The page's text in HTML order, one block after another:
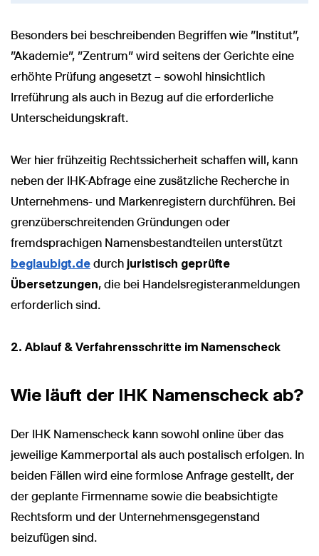
Besonders bei beschreibenden Begriffen wie "Institut",
"Akademie", "Zentrum" wird seitens der Gerichte eine
erhöhte Prüfung angesetzt – sowohl hinsichtlich
Irreführung als auch in Bezug auf die erforderliche
Unterscheidungskraft.
Wer hier frühzeitig Rechtssicherheit schaffen will, kann
neben der IHK-Abfrage eine zusätzliche Recherche in
Unternehmens- und Markenregistern durchführen. Bei
grenzüberschreitenden Gründungen oder
fremdsprachigen Namensbestandteilen unterstützt
beglaubigt.de durch juristisch geprüfte
Übersetzungen, die bei Handelsregisteranmeldungen
erforderlich sind.
2. Ablauf & Verfahrensschritte im Namenscheck
Wie läuft der IHK Namenscheck ab?
Der IHK Namenscheck kann sowohl online über das
jeweilige Kammerportal als auch postalisch erfolgen. In
beiden Fällen wird eine formlose Anfrage gestellt, der
der geplante Firmenname sowie die beabsichtigte
Rechtsform und der Unternehmensgegenstand
beizufügen sind.